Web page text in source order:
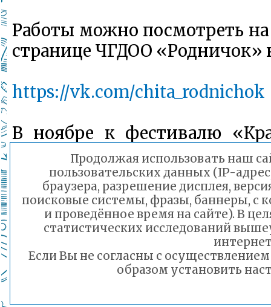
Работы можно посмотреть
странице ЧГДОО «Родничок»
https://vk.com/chita_rodnichok
В ноябре к фестивалю
присоединились
увлеченные
конструированием и
настоящее время во
объединениях проходит
названием
увлечений».
Продолжая использовать наш
пользовательских данных (IP-
браузера, разрешение дисплея,
поисковые системы, фразы, баннеры, с
и проведённое время на сайте). В
статистических исследований
Если Вы не согласны с
образом установить